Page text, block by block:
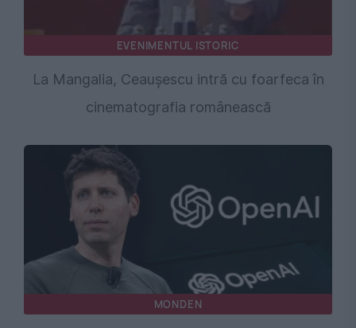
EVENIMENTUL ISTORIC
La Mangalia, Ceaușescu intră cu foarfeca în
cinematografia românească
MONDEN